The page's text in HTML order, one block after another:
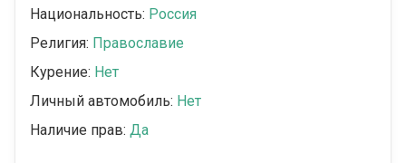
Национальность: Россия
Религия: Православие
Курение: Нет
Личный автомобиль: Нет
Наличие прав: Да